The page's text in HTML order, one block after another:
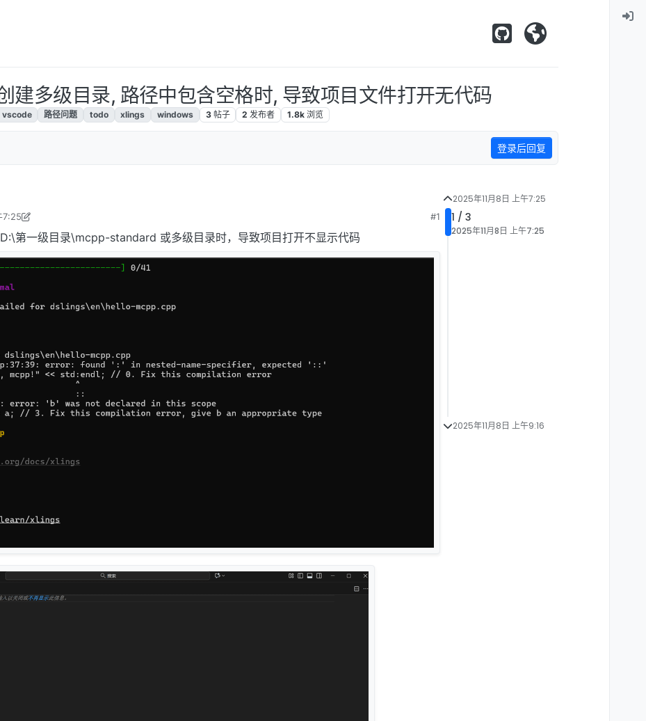
多级目录, 路径中包含空格时, 导致项目文件打开无代码
vscode 路径问题 todo xlings windows 3 帖子 2 发布者 1.8k 浏览
登录后回复
7:25
11月8日 下午3:28
#1
第一级目录\mcpp-standard 或多级目录时，导致项目打开不显示代码
2025年11月8日 上午7:25
1 / 3
2025年11月8日 上午7:25
2025年11月8日 上午9:16